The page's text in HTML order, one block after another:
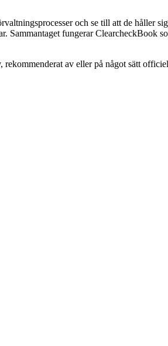
och se till att de håller
fungerar ClearcheckBook
av eller på något sätt